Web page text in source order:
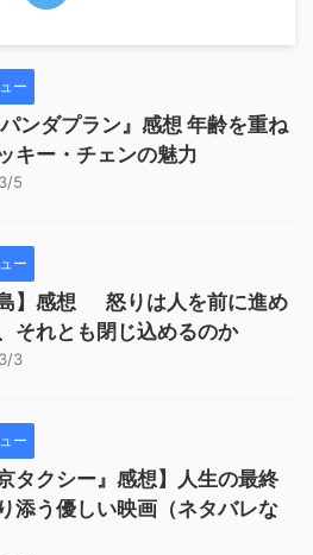
ー
ンダプラン』感想 年齢を重ね
キー・チェンの魅力
5
ー
島】感想 怒りは人を前に進め
それとも閉じ込めるのか
3
ー
京タクシー』感想】人生の最終
添う優しい映画（ネタバレな